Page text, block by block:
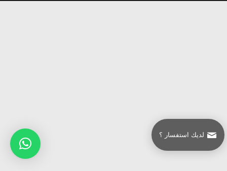
لديك استفسار ؟